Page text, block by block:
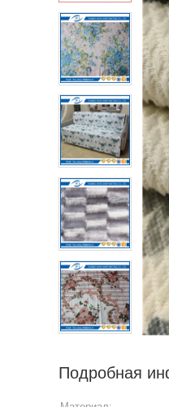
Подробная